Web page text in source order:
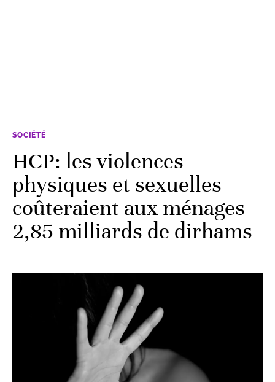
SOCIÉTÉ
HCP: les violences
physiques et sexuelles
coûteraient aux ménages
2,85 milliards de dirhams